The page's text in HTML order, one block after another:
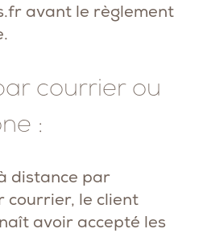
avant le règlement
courrier ou
:
distance par
courrier, le client
avoir accepté les